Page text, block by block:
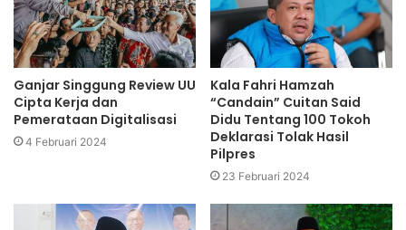
Ganjar Singgung Review UU
Cipta Kerja dan
Pemerataan Digitalisasi
4 Februari 2024
Kala Fahri Hamzah
“Candain” Cuitan Said
Didu Tentang 100 Tokoh
Deklarasi Tolak Hasil
Pilpres
23 Februari 2024